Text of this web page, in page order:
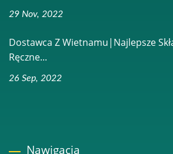
29 Nov, 2022
Dostawca Z Wietnamu|Najlepsze
Ręczne...
26 Sep, 2022
Nawigacja